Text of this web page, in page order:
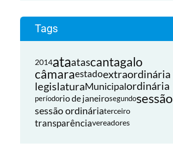
Tags
2014ataatascantagalo
câmaraestadoextraordinária
legislaturaMunicipalordinária
períodorio de janeirosegundosessão
sessão ordináriaterceiro
transparênciavereadores